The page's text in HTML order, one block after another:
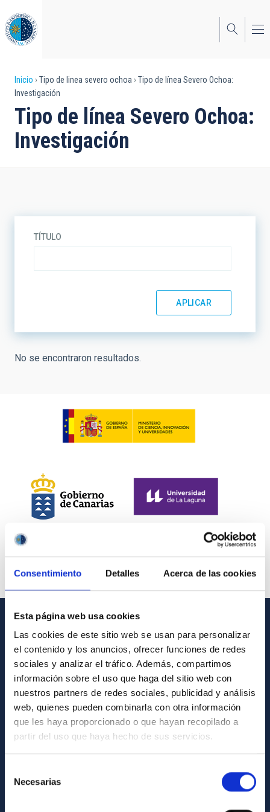
Consentimiento Detalles Acerca de las cookies
Esta página web usa cookies
Las cookies de este sitio web se usan para personalizar
el contenido y los anuncios, ofrecer funciones de redes
sociales y analizar el tráfico. Además, compartimos
información sobre el uso que haga del sitio web con
nuestros partners de redes sociales, publicidad y análisis
web, quienes pueden combinarla con otra información
que les haya proporcionado o que hayan recopilado a
partir del uso que haya hecho de sus servicios.
Necesarias
al
contenido
principal
Sobrescribir
enlaces
de
ayuda
Inicio Tipo de linea severo ochoa
Tipo de línea Severo Ochoa:
Investigación
Tipo de línea Severo Ochoa:
Investigación
TÍTULO
No se encontraron resultados.
INFORMACIÓN GENERAL
Contacto
Cómo llegar al IAC
Directorio de personal
Biblioteca
Registro general